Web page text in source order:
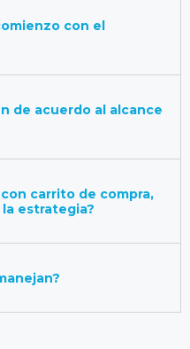
con el
de acuerdo al alcance
carrito de compra,
estrategia?